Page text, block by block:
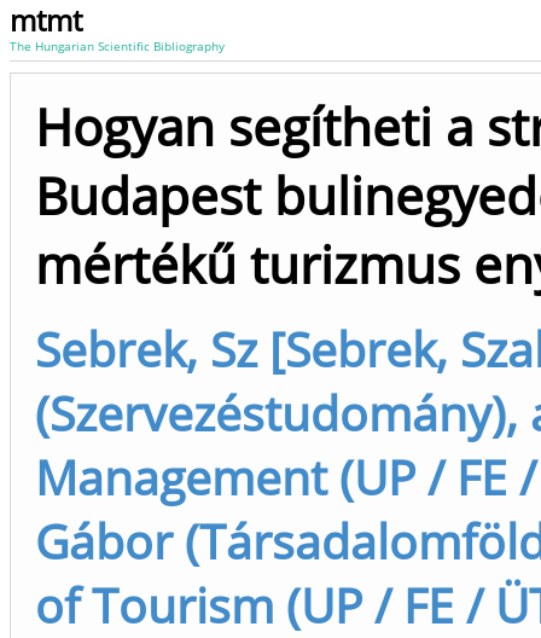
mtmt
The Hungarian Scientific Bibliography
Hogyan segítheti a
Budapest
mértékű turizmus
Sebrek, Sz [Sebrek,
Management (UP / FE
Gábor
of Tourism (UP / FE /